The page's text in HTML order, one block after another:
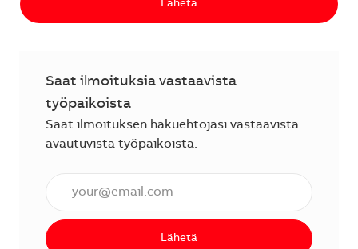
Lähetä
Saat ilmoituksia vastaavista
työpaikoista
Saat ilmoituksen hakuehtojasi vastaavista
avautuvista työpaikoista.
Lähetä